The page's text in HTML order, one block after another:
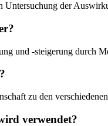
der
und -steigerung durch
zu den
verwendet?